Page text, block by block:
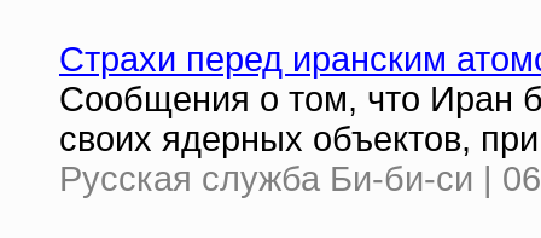
Страхи перед иранским
Сообщения о том, что Иран
своих ядерных объектов,
Русская служба Би-би-си |